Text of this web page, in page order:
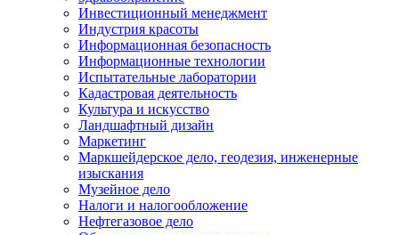
Инвестиционный менеджмент
Индустрия красоты
Информационная безопасность
Информационные технологии
Испытательные лаборатории
Кадастровая деятельность
Культура и искусство
Ландшафтный дизайн
Маркетинг
Маркшейдерское дело, геодезия, инженерные
изыскания
Музейное дело
Налоги и налогообложение
Нефтегазовое дело